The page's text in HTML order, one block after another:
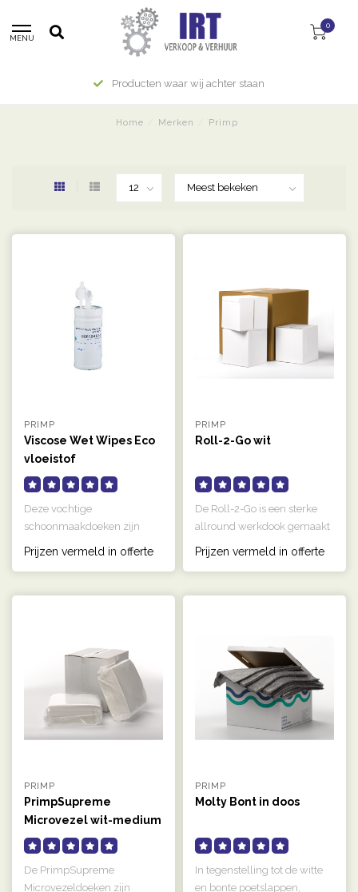
MENU
0
Producten waar wij achter staan
Home Merken Primp
PRIMP
Viscose Wet Wipes Eco
vloeistof
Deze vochtige
schoonmaakdoeken zijn
van lichte vervu..
Prijzen vermeld in offerte
PRIMP
Roll-2-Go wit
De Roll-2-Go is een sterke
allround werkdook gemaakt
Prijzen vermeld in offerte
PRIMP
PrimpSupreme
Microvezel wit-medium
De PrimpSupreme
Microvezeldoeken zijn
PRIMP
Molty Bont in doos
In tegenstelling tot de witte
en bonte poetslappen,